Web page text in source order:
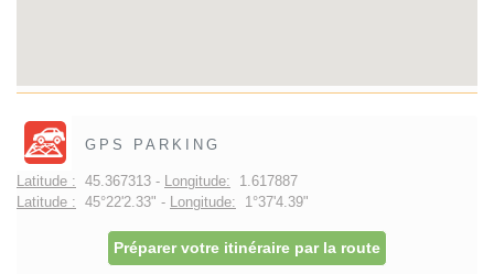
GPS PARKING
Latitude : 45.367313 - Longitude: 1.617887
Latitude : 45°22'2.33" - Longitude: 1°37'4.39"
Préparer votre itinéraire par la route